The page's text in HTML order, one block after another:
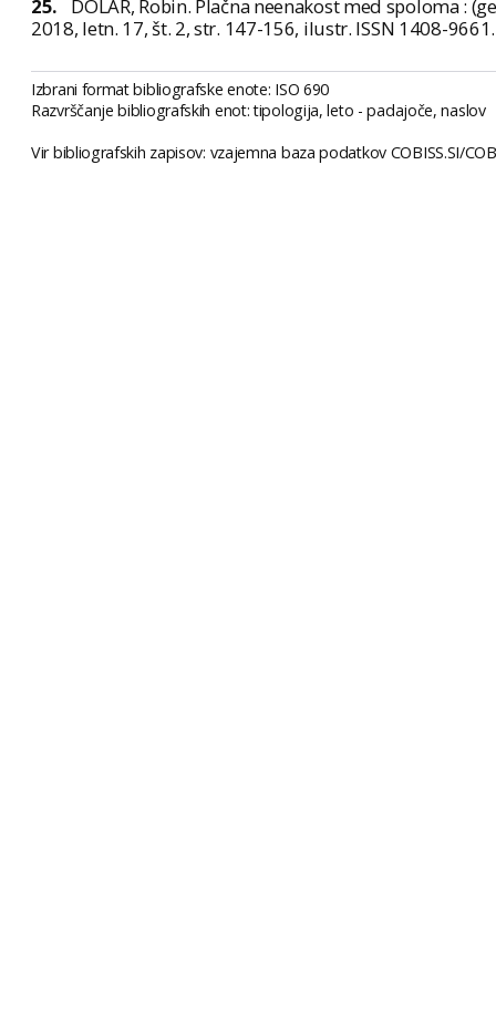
25.
DOLAR, Robin. Plačna neenakost med spoloma :
2018, letn. 17, št. 2, str. 147-156, ilustr. ISSN 1408-
Izbrani format bibliografske enote: ISO 690
Razvrščanje bibliografskih enot: tipologija, leto - padajoče, naslov
Vir bibliografskih zapisov: vzajemna baza podatkov COBISS.SI/